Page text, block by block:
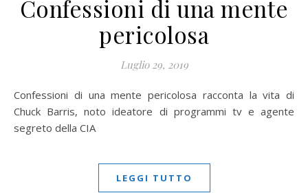
Confessioni di una mente
pericolosa
Luglio 29, 2019
Confessioni di una mente pericolosa racconta la vita di
Chuck Barris, noto ideatore di programmi tv e agente
segreto della CIA
LEGGI TUTTO